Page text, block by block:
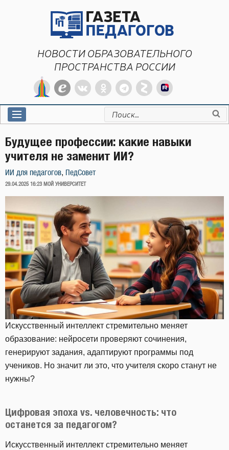
НОВОСТИ ОБРАЗОВАТЕЛЬНОГО
ПРОСТРАНСТВА РОССИИ
Искать:
Будущее профессии: какие навыки
учителя не заменит ИИ?
ИИ для педагогов, ПедСовет
ОПУБЛИКОВАНО
29.04.2025 16:23 МОЙ УНИВЕРСИТЕТ
Искусственный интеллект стремительно меняет
образование: нейросети проверяют сочинения,
генерируют задания, адаптируют программы под
учеников. Но значит ли это, что учителя скоро станут не
нужны?
Цифровая эпоха vs. человечность: что
останется за педагогом?
Искусственный интеллект стремительно меняет